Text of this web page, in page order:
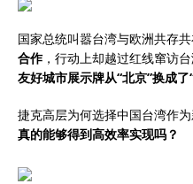
国家总统叫嚣台湾与欧洲共存共
合作，行动上却越过红线窜访
友好城市展示牌从“北京”换成了“
捷克高层为何选择中国台湾作
真的能够得到高效率实现吗？